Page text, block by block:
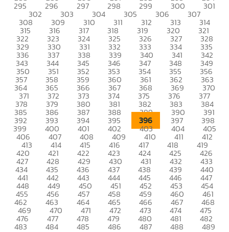
295 296 297 298 299 300 301
302 303 304 305 306 307
308 309 310 311 312 313 314
315 316 317 318 319 320 321
322 323 324 325 326 327 328
329 330 331 332 333 334 335
336 337 338 339 340 341 342
343 344 345 346 347 348 349
350 351 352 353 354 355 356
357 358 359 360 361 362 363
364 365 366 367 368 369 370
371 372 373 374 375 376 377
378 379 380 381 382 383 384
385 386 387 388 389 390 391
392 393 394 395 396 397 398
399 400 401 402 403 404 405
406 407 408 409 410 411 412
413 414 415 416 417 418 419
420 421 422 423 424 425 426
427 428 429 430 431 432 433
434 435 436 437 438 439 440
441 442 443 444 445 446 447
448 449 450 451 452 453 454
455 456 457 458 459 460 461
462 463 464 465 466 467 468
469 470 471 472 473 474 475
476 477 478 479 480 481 482
483 484 485 486 487 488 489